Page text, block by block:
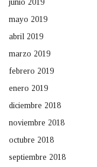
junio 2019
mayo 2019
abril 2019
marzo 2019
febrero 2019
enero 2019
diciembre 2018
noviembre 2018
octubre 2018
septiembre 2018